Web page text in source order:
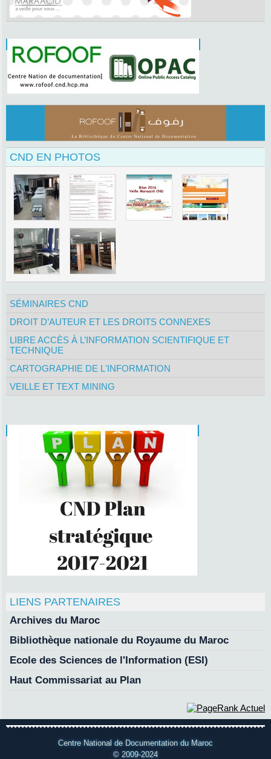
CND EN PHOTOS
SÉMINAIRES CND
DROIT D’AUTEUR ET LES DROITS CONNEXES
LIBRE ACCÈS À L’INFORMATION SCIENTIFIQUE ET
TECHNIQUE
CARTOGRAPHIE DE L'INFORMATION
VEILLE ET TEXT MINING
LIENS PARTENAIRES
Archives du Maroc
Bibliothèque nationale du Royaume du Maroc
Ecole des Sciences de l'Information (ESI)
Haut Commissariat au Plan
Centre National de Documentation du Maroc
© 2009-2024